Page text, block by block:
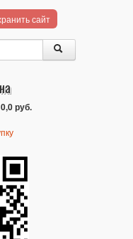
сайт
0,0 руб.